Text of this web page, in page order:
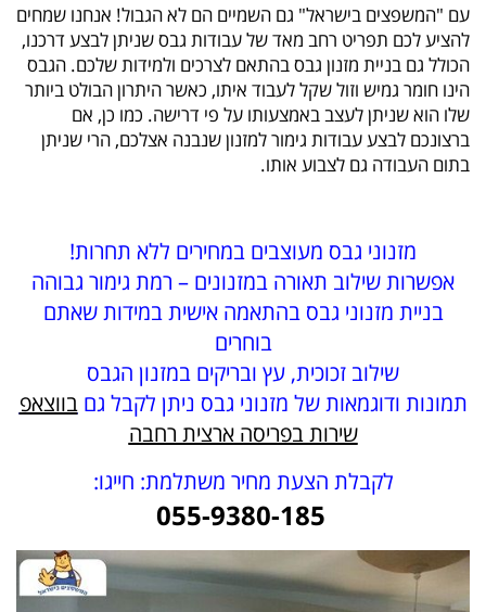
עם "המשפצים בישראל" גם השמיים הם לא הגבול! אנחנו שמחים
להציע לכם תפריט רחב מאד של עבודות גבס שניתן לבצע דרכנו,
הכולל גם בניית מזנון גבס בהתאם לצרכים ולמידות שלכם. הגבס
הינו חומר גמיש וזול שקל לעבוד איתו, כאשר היתרון הבולט ביותר
שלו הוא שניתן לעצב באמצעותו על פי דרישה. כמו כן, אם
ברצונכם לבצע עבודות גימור למזנון שנבנה אצלכם, הרי שניתן
בתום העבודה גם לצבוע אותו.
מזנוני גבס מעוצבים במחירים ללא תחרות!
אפשרות שילוב תאורה במזנונים – רמת גימור גבוהה
בניית מזנוני גבס בהתאמה אישית במידות שאתם
בוחרים
שילוב זכוכית, עץ ובריקים במזנון הגבס
תמונות ודוגמאות של מזנוני גבס ניתן לקבל גםבווצאפ
שירות בפריסה ארצית רחבה
לקבלת הצעת מחיר משתלמת: חייגו:
055-9380-185